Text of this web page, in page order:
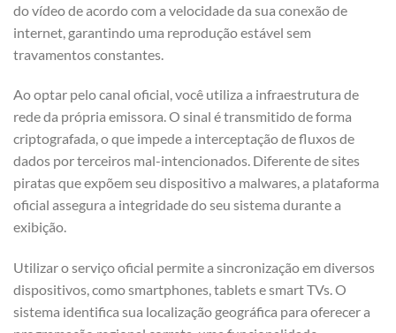
do vídeo de acordo com a velocidade da sua conexão de
internet, garantindo uma reprodução estável sem
travamentos constantes.
Ao optar pelo canal oficial, você utiliza a infraestrutura de
rede da própria emissora. O sinal é transmitido de forma
criptografada, o que impede a interceptação de fluxos de
dados por terceiros mal-intencionados. Diferente de sites
piratas que expõem seu dispositivo a malwares, a plataforma
oficial assegura a integridade do seu sistema durante a
exibição.
Utilizar o serviço oficial permite a sincronização em diversos
dispositivos, como smartphones, tablets e smart TVs. O
sistema identifica sua localização geográfica para oferecer a